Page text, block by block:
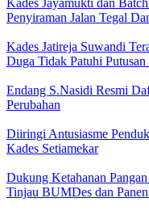
Kades Jayamukti dan
Penyiraman Jalan Tegal
Kades Jatireja Suwandi
Duga Tidak Patuhi
Endang S.Nasidi Resmi
Perubahan
Diiringi Antusiasme
Kades Setiamekar
Dukung Ketahanan
Tinjau BUMDes dan